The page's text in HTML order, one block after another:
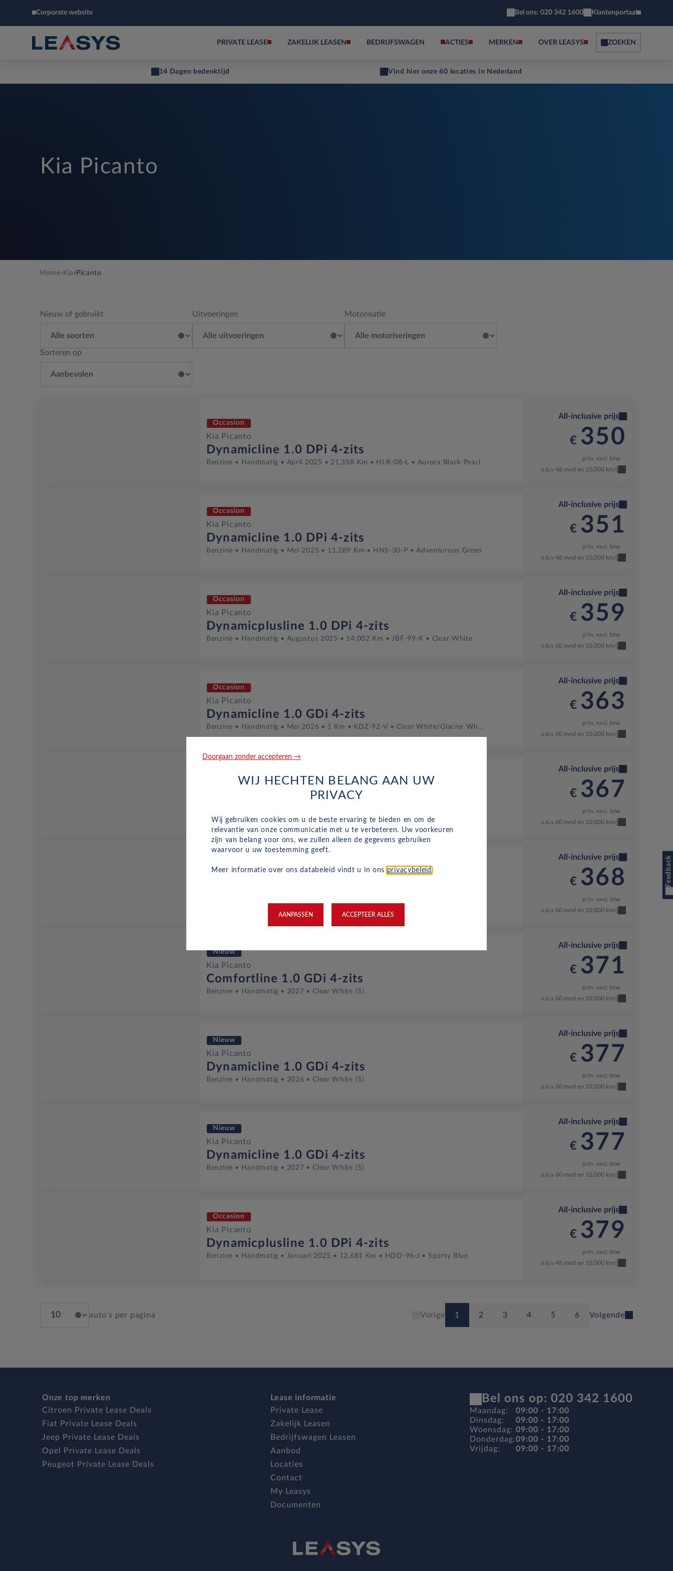
Corporate website Bel ons: 020 342 1600 Klantenportaal
PRIVATE LEASE ZAKELIJK LEASEN BEDRIJFSWAGEN ACTIES MERKEN OVER LEASYS ZOEKEN
14 Dagen bedenktijd Vind hier onze 60 locaties in Nederland
Kia Picanto
Home› Kia › Picanto
Nieuw of gebruikt Uitvoeringen Motorisatie
Sorteren op
Occasion
Kia Picanto
Dynamicline 1.0 DPi 4-zits
Benzine Handmatig April 2025 21,358 Km HLR-08-L Aurora Black Pearl
All-inclusive prijs
€ 350
p/m. excl. btw
o.b.v 48 mnd en 10,000 km/j
Occasion
Kia Picanto
Dynamicline 1.0 DPi 4-zits
Benzine Handmatig Mei 2025 11,289 Km HNS-30-P Adventurous Green
All-inclusive prijs
€ 351
p/m. excl. btw
o.b.v 48 mnd en 10,000 km/j
Occasion
Kia Picanto
Dynamicplusline 1.0 DPi 4-zits
Benzine Handmatig Augustus 2025 14,002 Km JBF-99-K Clear White
All-inclusive prijs
€ 359
p/m. excl. btw
o.b.v 60 mnd en 10,000 km/j
Occasion
Kia Picanto
Dynamicline 1.0 GDi 4-zits
Benzine Handmatig Mei 2026 1 Km KDZ-92-V Clear White/Glacier Wh...
All-inclusive prijs
€ 363
p/m. excl. btw
o.b.v 60 mnd en 10,000 km/j
Occasion
Dynamicline 1.0 GDi 4-zits
All-inclusive prijs
€ 367
p/m. excl. btw
o.b.v 60 mnd en 10,000 km/j
Handmatig Mei 2026 1,676 Km KDZ-63-X
All-inclusive prijs
€ 368
p/m. excl. btw
o.b.v 60 mnd en 10,000 km/j
Nieuw
Kia Picanto
Comfortline 1.0 GDi 4-zits
Benzine Handmatig 2027 Clear White (S)
All-inclusive prijs
€ 371
p/m. excl. btw
o.b.v 60 mnd en 10,000 km/j
Nieuw
Kia Picanto
Dynamicline 1.0 GDi 4-zits
Benzine Handmatig 2026 Clear White (S)
All-inclusive prijs
€ 377
p/m. excl. btw
o.b.v 60 mnd en 10,000 km/j
Nieuw
Kia Picanto
Dynamicline 1.0 GDi 4-zits
Benzine Handmatig 2027 Clear White (S)
All-inclusive prijs
€ 377
p/m. excl. btw
o.b.v 60 mnd en 10,000 km/j
Occasion
Kia Picanto
Dynamicplusline 1.0 DPi 4-zits
Benzine Handmatig Januari 2025 12,681 Km HDD-96-J Sporty Blue
All-inclusive prijs
€ 379
p/m. excl. btw
o.b.v 48 mnd en 10,000 km/j
auto's per pagina Vorige 1 2 3 4 5 6 Volgende
Feedback
Onze top merken
Citroen Private Lease Deals
Fiat Private Lease Deals
Jeep Private Lease Deals
Opel Private Lease Deals
Peugeot Private Lease Deals
Lease informatie
Private Lease
Zakelijk Leasen
Bedrijfswagen Leasen
Aanbod
Locaties
Contact
My Leasys
Documenten
Bel ons op: 020 342 1600
Maandag:
Dinsdag:
Woensdag:
Donderdag:
Vrijdag:
09:00 - 17:00
09:00 - 17:00
09:00 - 17:00
09:00 - 17:00
09:00 - 17:00
Doorgaan zonder accepteren →
WIJ HECHTEN BELANG AAN UW
PRIVACY
Wij gebruiken cookies om u de beste ervaring te bieden en om de
relevantie van onze communicatie met u te verbeteren. Uw voorkeuren
zijn van belang voor ons, we zullen alleen de gegevens gebruiken
waarvoor u uw toestemming geeft.
Meer informatie over ons databeleid vindt u in ons privacybeleid.
AANPASSEN ACCEPTEER ALLES